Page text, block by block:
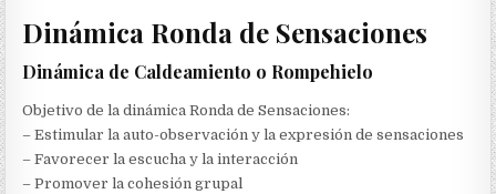
Dinámica Ronda de Sensaciones
Dinámica de Caldeamiento o Rompehielo
Objetivo de la dinámica Ronda de Sensaciones:
– Estimular la auto-observación y la expresión de sensaciones
– Favorecer la escucha y la interacción
– Promover la cohesión grupal